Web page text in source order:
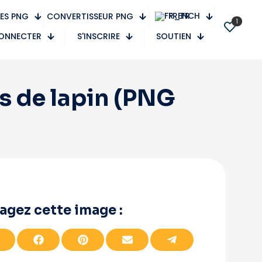
PNG CONVERTISSEUR PNG
FRENCH
S'INSCRIRE SOUTIEN
1
de lapin (PNG
cette image :
P
a
r
P
a
r
P
a
r r